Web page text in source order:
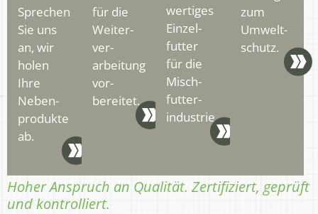
Sprechen
Sie uns
an, wir
holen
Ihre
Neben­
produkte
ab.
für die
Weiter­
ver­
arbeitung
vor­
bereitet.
wertiges
Einzel­
futter
für die
Misch­
futter­
industrie.
zum
Umwelt­
schutz.
Hoher Anspruch an Qualität. Zertifiziert, geprüft
und kontrolliert.